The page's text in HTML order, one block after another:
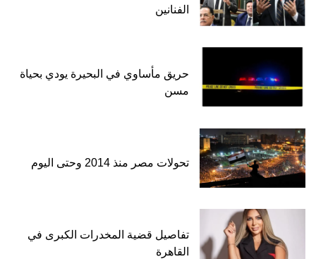
الفنانين
حريق مأساوي في البحيرة يودي بحياة
مسن
تحولات مصر منذ 2014 وحتى اليوم
تفاصيل قضية المخدرات الكبرى في
القاهرة